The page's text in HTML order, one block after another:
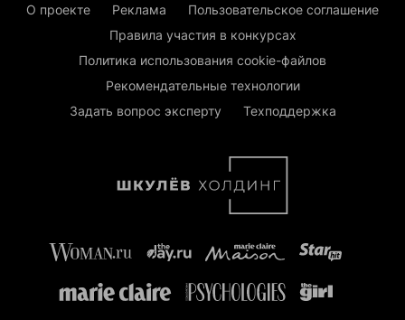
О проекте Реклама
Пользовательское соглашение
Правила участия в конкурсах
Политика использования cookie-файлов
Рекомендательные технологии
Задать вопрос эксперту
Техподдержка